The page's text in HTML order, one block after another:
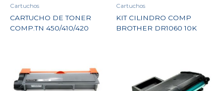
Cartuchos
CARTUCHO DE TONER
COMP.TN 450/410/420
Cartuchos
KIT CILINDRO COMP
BROTHER DR1060 10K